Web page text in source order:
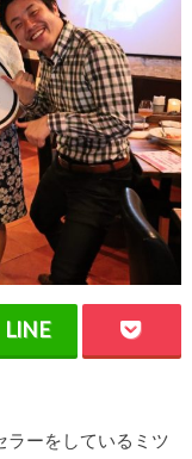
ラーをしているミツ